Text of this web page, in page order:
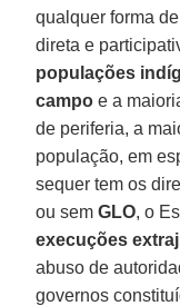
qualquer forma
direta e
populações
campo e a
de periferia, a
população, em
sequer tem os
ou semGLO, o
execuções
abuso de
governos